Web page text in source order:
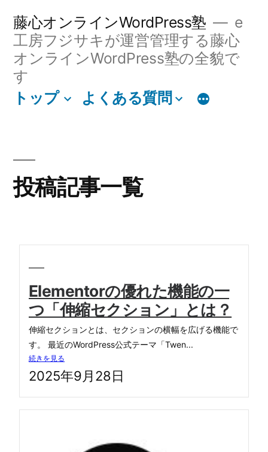
藤心オンラインWordPress塾
e
工房フジサキが運営管理する藤心
オンラインWordPress塾の全貌で
す
トップ
よくある質問
投稿記事一覧
Elementorの優れた機能の一
つ「伸縮セクション」とは？
伸縮セクションとは、セクションの横幅を広げる機能で
す。 最近のWordPress公式テーマ「Twen...
続きを見る
2025年9月28日